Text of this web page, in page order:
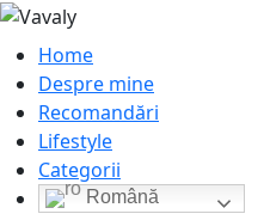
Home
Despre mine
Recomandări
Lifestyle
Categorii
Română